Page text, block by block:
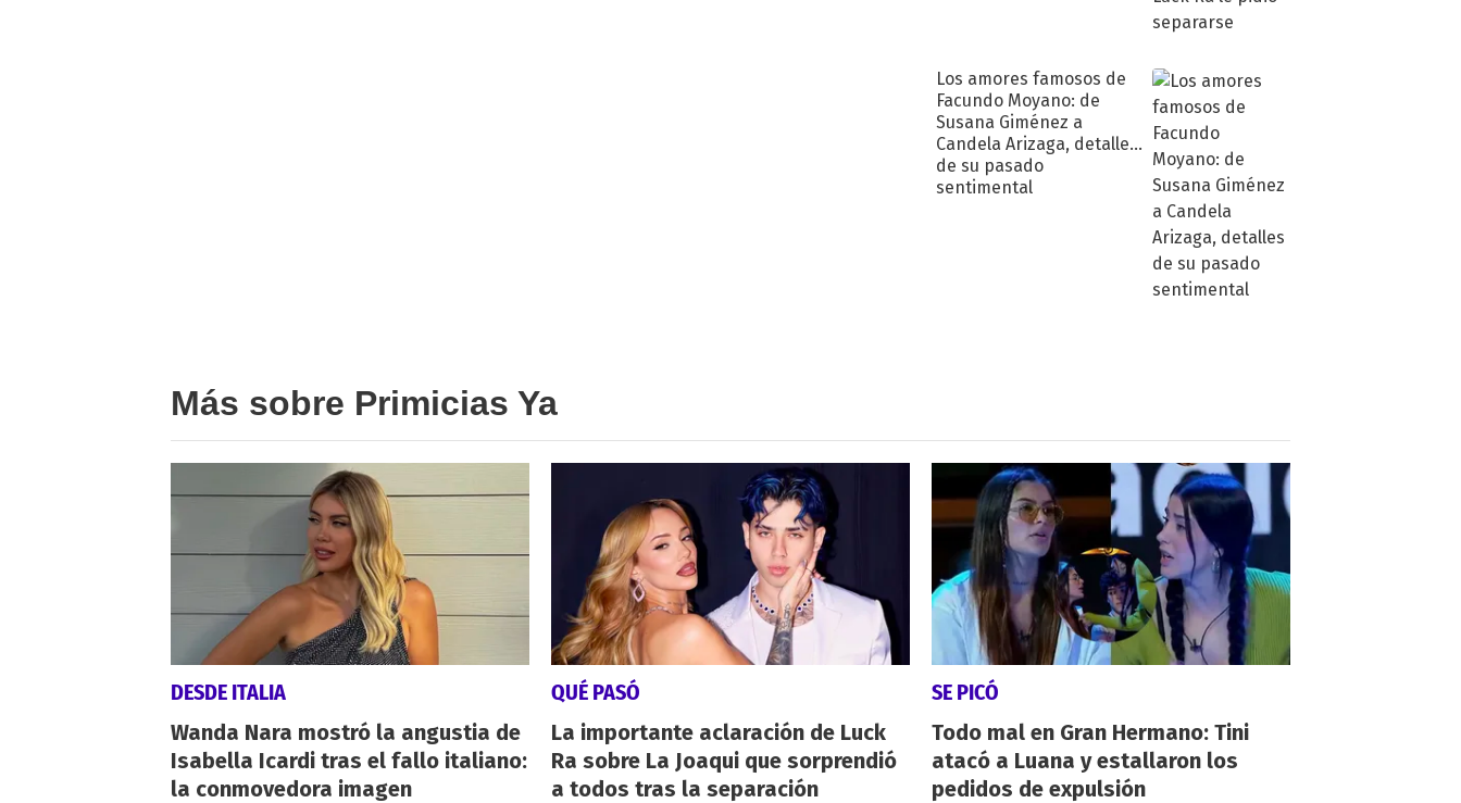
Los amores famosos de
Facundo Moyano: de
Susana Giménez a
Candela Arizaga, detalles
de su pasado
sentimental
Más sobre Primicias Ya
DESDE ITALIA
Wanda Nara mostró la angustia de
Isabella Icardi tras el fallo italiano:
la conmovedora imagen
QUÉ PASÓ
La importante aclaración de Luck
Ra sobre La Joaqui que sorprendió
a todos tras la separación
SE PICÓ
Todo mal en Gran Hermano: Tini
atacó a Luana y estallaron los
pedidos de expulsión